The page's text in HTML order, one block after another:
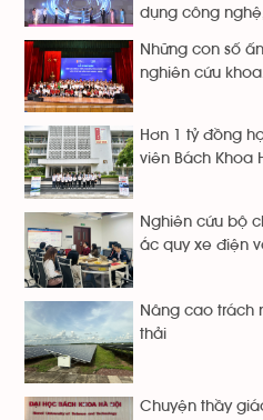
dụng công
Những con số
nghiên cứu
Hơn 1 tỷ đồng
viên Bách Khoa
Nghiên cứu bộ
ắc quy xe điện
Nâng cao trách
thải
Chuyện thầy